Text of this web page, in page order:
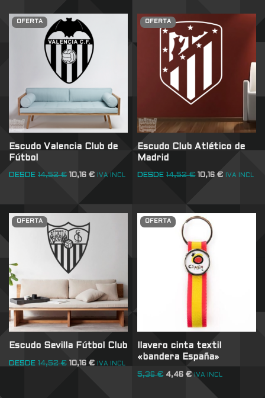
OFERTA
Escudo Valencia Club de
Fútbol
DESDE 14,52€ 10,16 € IVA INCL
OFERTA
Escudo Club Atlético de
Madrid
DESDE 14,52€ 10,16€ IVA INCL
OFERTA
Escudo Sevilla Fútbol Club
DESDE 14,52€ 10,16 € IVA INCL
OFERTA
llavero cinta textil
«bandera España»
5,36€ 4,46€ IVA INCL